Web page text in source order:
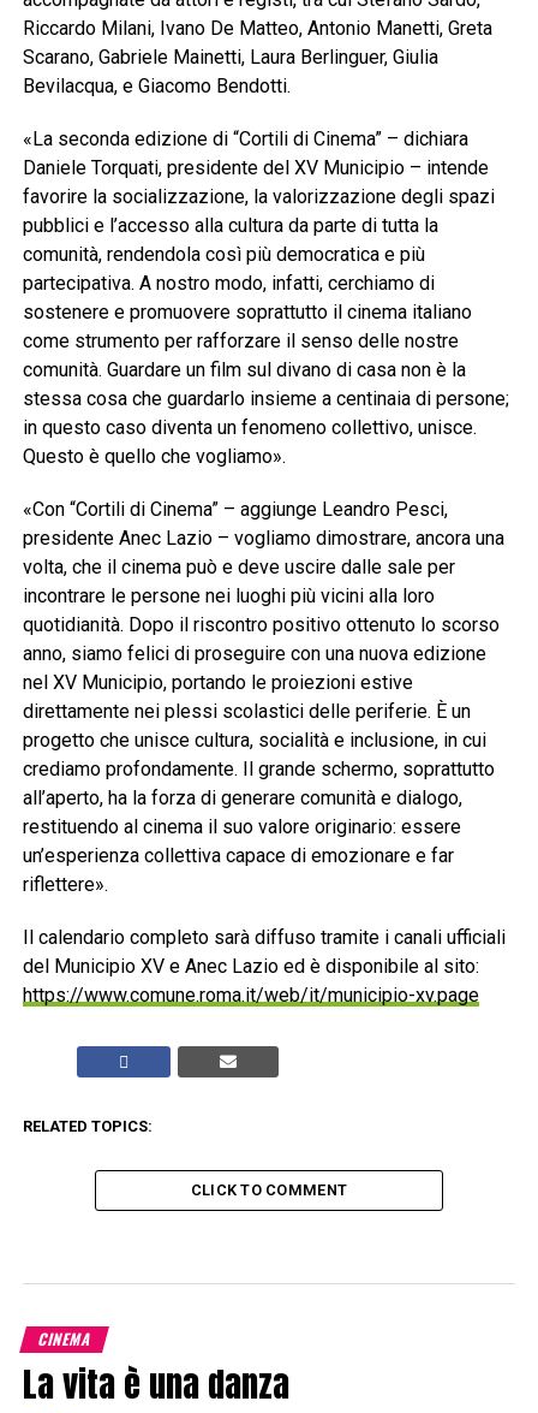
Riccardo Milani, Ivano De Matteo, Antonio Manetti, Greta
Scarano, Gabriele Mainetti, Laura Berlinguer, Giulia
Bevilacqua, e Giacomo Bendotti.
«La seconda edizione di “Cortili di Cinema” – dichiara
Daniele Torquati, presidente del XV Municipio – intende
favorire la socializzazione, la valorizzazione degli spazi
pubblici e l’accesso alla cultura da parte di tutta la
comunità, rendendola così più democratica e più
partecipativa. A nostro modo, infatti, cerchiamo di
sostenere e promuovere soprattutto il cinema italiano
come strumento per rafforzare il senso delle nostre
comunità. Guardare un film sul divano di casa non è la
stessa cosa che guardarlo insieme a centinaia di persone;
in questo caso diventa un fenomeno collettivo, unisce.
Questo è quello che vogliamo».
«Con “Cortili di Cinema” – aggiunge Leandro Pesci,
presidente Anec Lazio – vogliamo dimostrare, ancora una
volta, che il cinema può e deve uscire dalle sale per
incontrare le persone nei luoghi più vicini alla loro
quotidianità. Dopo il riscontro positivo ottenuto lo scorso
anno, siamo felici di proseguire con una nuova edizione
nel XV Municipio, portando le proiezioni estive
direttamente nei plessi scolastici delle periferie. È un
progetto che unisce cultura, socialità e inclusione, in cui
crediamo profondamente. Il grande schermo, soprattutto
all’aperto, ha la forza di generare comunità e dialogo,
restituendo al cinema il suo valore originario: essere
un’esperienza collettiva capace di emozionare e far
riflettere».
Il calendario completo sarà diffuso tramite i canali ufficiali
del Municipio XV e Anec Lazio ed è disponibile al sito:
https://www.comune.roma.it/web/it/municipio-xv.page
RELATED TOPICS:
CLICK TO COMMENT
CINEMA
La vita è una danza